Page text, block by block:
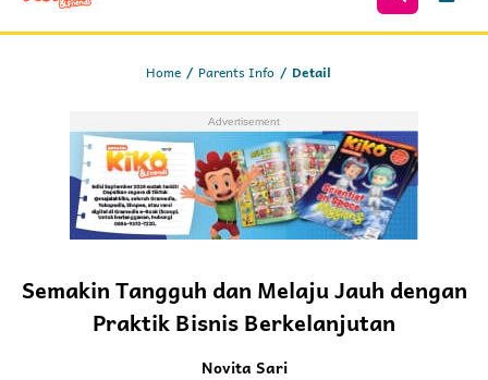
Home Parents Info Detail
Semakin Tangguh dan Melaju Jauh dengan
Praktik Bisnis Berkelanjutan
Novita Sari